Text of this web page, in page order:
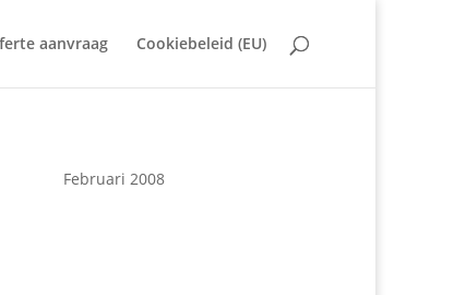
aanvraag Cookiebeleid (EU)
Februari 2008